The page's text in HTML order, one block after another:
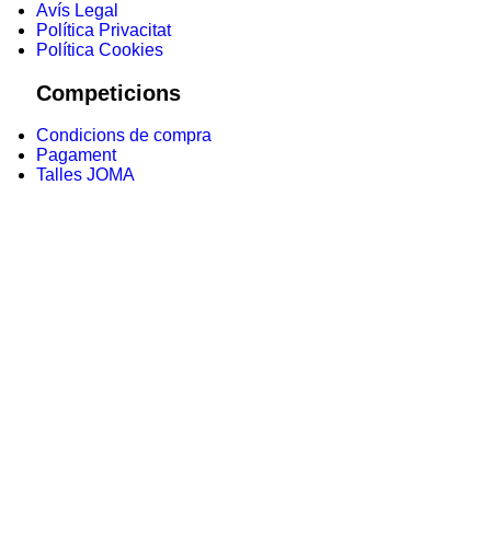
Avís Legal
Política Privacitat
Política Cookies
Competicions
Condicions de compra
Pagament
Talles JOMA